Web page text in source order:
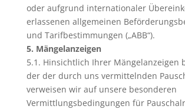
oder aufgrund internationaler
erlassenen allgemeinen
und Tarifbestimmungen („ABB“).
5. Mängelanzeigen
5.1. Hinsichtlich Ihrer Mängelanzeigen
der der durch uns vermittelnden
verweisen wir auf unsere besonderen
Vermittlungsbedingungen für